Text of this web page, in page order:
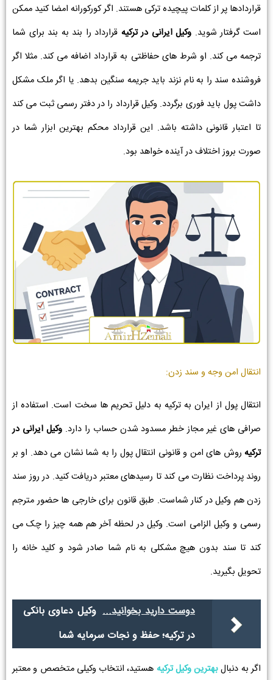
قراردادها پر از کلمات پیچیده ترکی هستند. اگر کورکورانه امضا کنید ممکن
است گرفتار شوید. وکیل ایرانی در ترکیه قرارداد را بند به بند برای شما
ترجمه می کند. او شرط های حفاظتی به قرارداد اضافه می کند. مثلا اگر
فروشنده سند را به نام نزند باید جریمه سنگین بدهد. یا اگر ملک مشکل
داشت پول باید فوری برگردد. وکیل قرارداد را در دفتر رسمی ثبت می کند
تا اعتبار قانونی داشته باشد. این قرارداد محکم بهترین ابزار شما در
صورت بروز اختلاف در آینده خواهد بود.
انتقال امن وجه و سند زدن:
انتقال پول از ایران به ترکیه به دلیل تحریم ها سخت است. استفاده از
صرافی های غیر مجاز خطر مسدود شدن حساب را دارد.وکیل ایرانی در
ترکیه روش های امن و قانونی انتقال پول را به شما نشان می دهد. او بر
روند پرداخت نظارت می کند تا رسیدهای معتبر دریافت کنید. در روز سند
زدن هم وکیل در کنار شماست. طبق قانون برای خارجی ها حضور مترجم
رسمی و وکیل الزامی است. وکیل در لحظه آخر هم همه چیز را چک می
کند تا سند بدون هیچ مشکلی به نام شما صادر شود و کلید خانه را
تحویل بگیرید.
دوست دارید بخوانید... وکیل دعاوی بانکی
در ترکیه؛ حفظ و نجات سرمایه شما
اگر به دنبالبهترین وکیل ترکیه هستید، انتخاب وکیلی متخصص و معتبر